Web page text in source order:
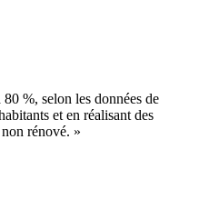
%, selon les données de
et en réalisant des
rénové. »